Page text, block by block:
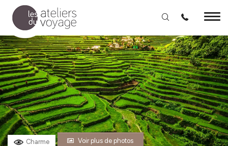
Aller au contenu principal
Charme Voir plus de photos